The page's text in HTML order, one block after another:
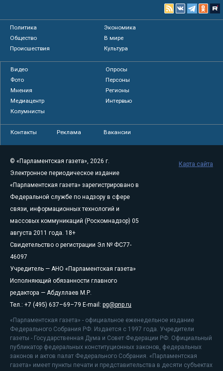
Политика
Экономика
Общество
В мире
Происшествия
Культура
Видео
Опросы
Фото
Персоны
Мнения
Регионы
Медиацентр
Интервью
Колумнисты
Контакты Реклама Вакансии
© «Парламентская газета», 2026 г.
Электронное периодическое издание
«Парламентская газета» зарегистрировано в
Федеральной службе по надзору в сфере
связи, информационных технологий и
массовых коммуникаций (Роскомнадзор) 05
августа 2011 года. 18+
Свидетельство о регистрации Эл № ФС77-
46097
Учредитель — АНО «Парламентская газета»
Исполняющий обязанности главного
редактора — Абдуллаев М.Р.
Тел.: +7 (495) 637–69–79 E-mail: pg@pnp.ru
«Парламентская газета» - официальное еженедельное издание
Федерального Собрания РФ. Издается с 1997 года. Учредители
газеты - Государственная Дума и Совет Федерации РФ. Официальный
публикатор федеральных конституционных законов, федеральных
законов и актов палат Федерального Собрания. «Парламентская
газета» имеет пункты печати и представительства в десяти субъектах
Карта сайта